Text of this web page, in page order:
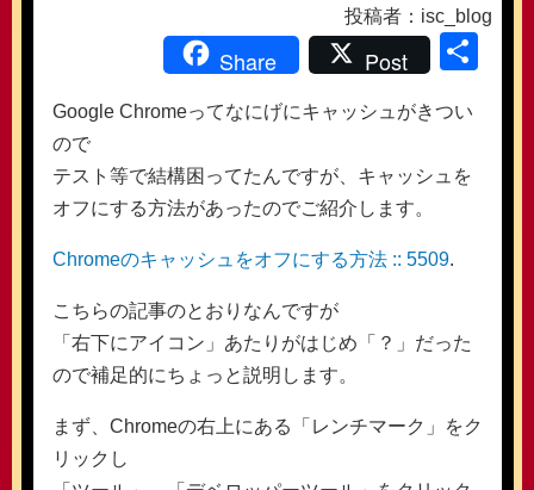
投稿者：isc_blog
Share Post
Google Chromeってなにげにキャッシュがきつい
ので
テスト等で結構困ってたんですが、キャッシュを
オフにする方法があったのでご紹介します。
Chromeのキャッシュをオフにする方法 :: 5509.
こちらの記事のとおりなんですが
「右下にアイコン」あたりがはじめ「？」だった
ので補足的にちょっと説明します。
まず、Chromeの右上にある「レンチマーク」をク
リックし